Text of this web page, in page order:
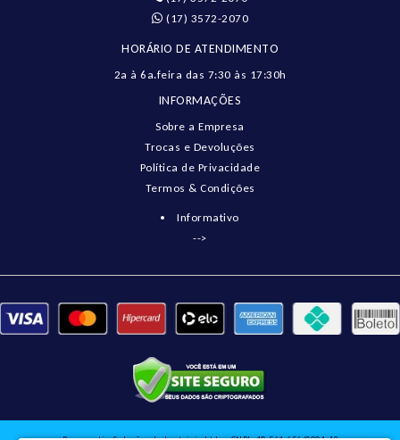
(17) 3572-2070
HORÁRIO DE ATENDIMENTO
2a à 6a.feira das 7:30 às 17:30h
INFORMAÇÕES
Sobre a Empresa
Trocas e Devoluções
Política de Privacidade
Termos & Condições
Informativo
-->